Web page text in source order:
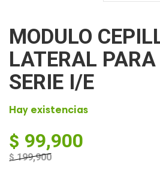
MODULO
LATERAL
SERIE I/E
Hay existencias
$199,900
$ 99,900